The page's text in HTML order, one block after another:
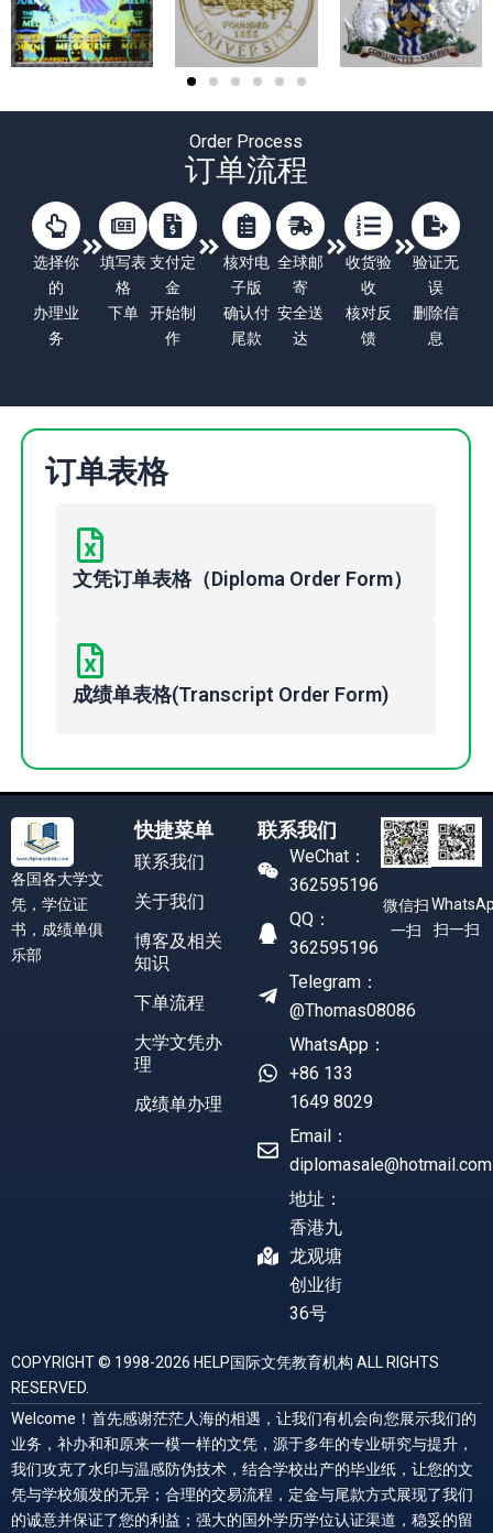
Order Process
订单流程
选择你
的
办理业
务
填写表
格
下单
支付定
金
开始制
作
核对电
子版
确认付
尾款
全球邮
寄
安全送
达
收货验
收
核对反
馈
验证无
误
删除信
息
订单表格
文凭订单表格（Diploma Order Form）
成绩单表格(Transcript Order Form)
各国各大学文
凭，学位证
书，成绩单俱
乐部
快捷菜单
联系我们
关于我们
博客及相关
知识
下单流程
大学文凭办
理
成绩单办理
联系我们
WeChat：
362595196
QQ：
362595196
Telegram：
@Thomas08086
WhatsApp：
+86 133
1649 8029
Email：
diplomasale@hotmail.com
地址：
香港九
龙观塘
创业街
36号
微信扫
一扫
扫一扫
COPYRIGHT © 1998-2026 HELP国际文凭教育机构 ALL RIGHTS
RESERVED.
Welcome！首先感谢茫茫人海的相遇，让我们有机会向您展示我们的
业务，补办和和原来一模一样的文凭，源于多年的专业研究与提升，
我们攻克了水印与温感防伪技术，结合学校出产的毕业纸，让您的文
凭与学校颁发的无异；合理的交易流程，定金与尾款方式展现了我们
的诚意并保证了您的利益；强大的国外学历学位认证渠道，稳妥的留